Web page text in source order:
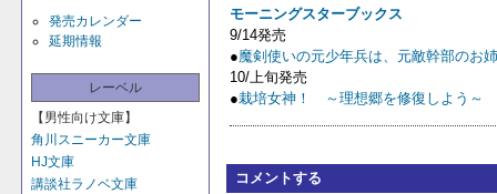
発売カレンダー
延期情報
レーベル
【男性向け文庫】
角川スニーカー文庫
HJ文庫
講談社ラノベ文庫
モーニングスターブックス
9/14発売
●魔剣使いの元少年兵は、元敵幹部のお
10/上旬発売
●栽培女神！ ～理想郷を修復しよう～
コメントする